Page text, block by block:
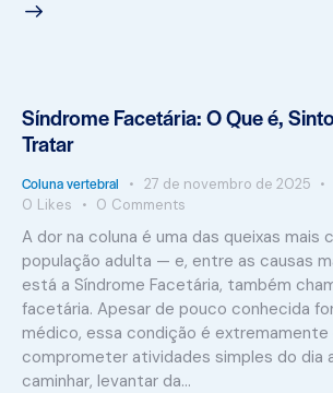
Síndrome Facetária: O Que é,
Tratar
Coluna vertebral 27 de novembro de 2025
0 Likes 0 Comments
A dor na coluna é uma das queixas mais
população adulta — e, entre as causas
está a Síndrome Facetária, também
facetária. Apesar de pouco conhecida
médico, essa condição é
comprometer atividades simples do dia
caminhar, levantar da…